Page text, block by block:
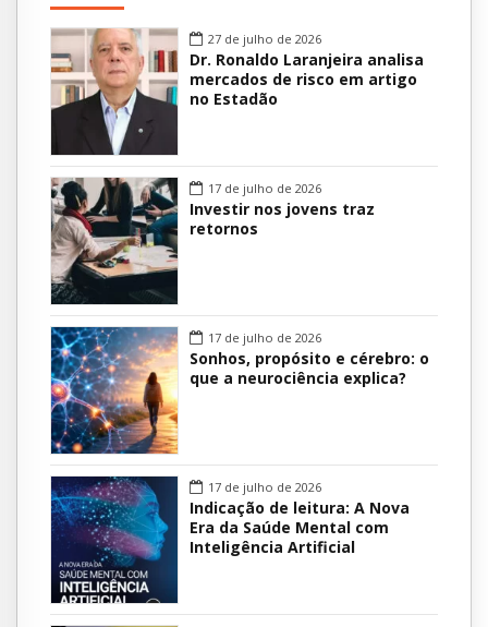
27 de julho de 2026
Dr. Ronaldo Laranjeira analisa
mercados de risco em artigo
no Estadão
17 de julho de 2026
Investir nos jovens traz
retornos
17 de julho de 2026
Sonhos, propósito e cérebro: o
que a neurociência explica?
17 de julho de 2026
Indicação de leitura: A Nova
Era da Saúde Mental com
Inteligência Artificial